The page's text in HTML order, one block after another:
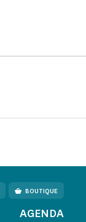
BOUTIQUE
AGENDA